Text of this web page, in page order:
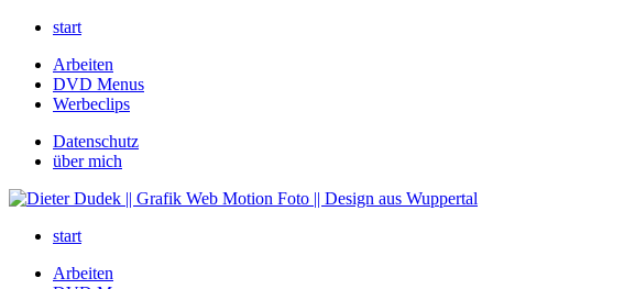
start
Arbeiten
DVD Menus
Werbeclips
Datenschutz
über mich
start
Arbeiten